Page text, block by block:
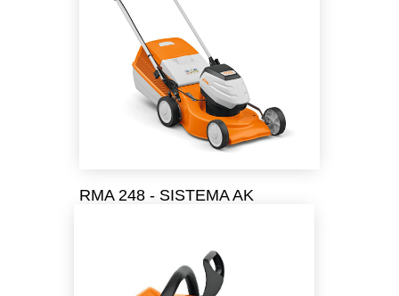
RMA 248 - SISTEMA AK